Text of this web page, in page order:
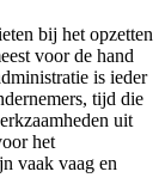
bij het opzetten
voor de hand
is ieder
tijd die
uit
het
vaak vaag en